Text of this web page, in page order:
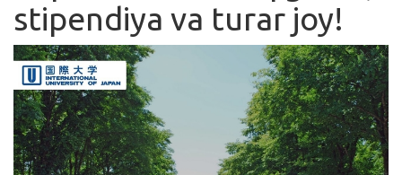
Yana
Qidirish
Kirish
stipendiya va turar joy!